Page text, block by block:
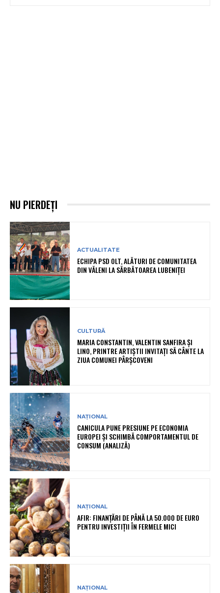
NU PIERDEȚI
ACTUALITATE
ECHIPA PSD OLT, ALĂTURI DE COMUNITATEA
DIN VĂLENI LA SĂRBĂTOAREA LUBENIȚEI
CULTURĂ
MARIA CONSTANTIN, VALENTIN SANFIRA ȘI
LINO, PRINTRE ARTIȘTII INVITAȚI SĂ CÂNTE LA
ZIUA COMUNEI PÂRȘCOVENI
NAȚIONAL
CANICULA PUNE PRESIUNE PE ECONOMIA
EUROPEI ȘI SCHIMBĂ COMPORTAMENTUL DE
CONSUM (ANALIZĂ)
NAȚIONAL
AFIR: FINANȚĂRI DE PÂNĂ LA 50.000 DE EURO
PENTRU INVESTIȚII ÎN FERMELE MICI
NAȚIONAL